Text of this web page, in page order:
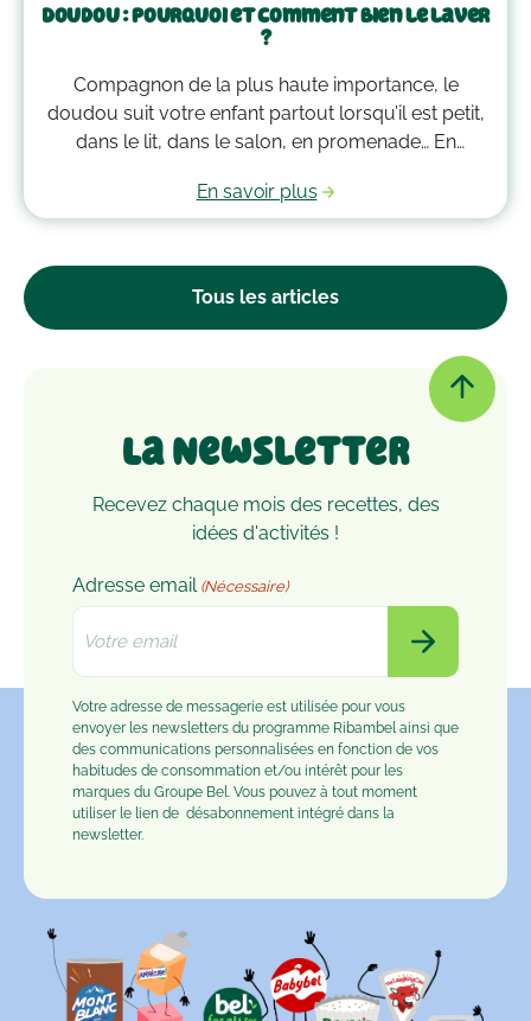
Tous les articles
Doudou : pourquoi et comment bien le laver
?
Compagnon de la plus haute importance, le
doudou suit votre enfant partout lorsqu’il est petit,
dans le lit, dans le salon, en promenade… En
essentielle dans son cœur. Alors après avoir
accumulé une quantité de poussière, d’acariens et
passer à la machine. Mais comment laver un
En savoir plus
La Newsletter
Recevez chaque mois des recettes, des
idées d'activités !
Adresse email (Nécessaire)
Votre adresse de messagerie est utilisée pour vous
envoyer les newsletters du programme Ribambel ainsi que
des communications personnalisées en fonction de vos
habitudes de consommation et/ou intérêt pour les
marques du Groupe Bel. Vous pouvez à tout moment
utiliser le lien de désabonnement intégré dans la
newsletter.